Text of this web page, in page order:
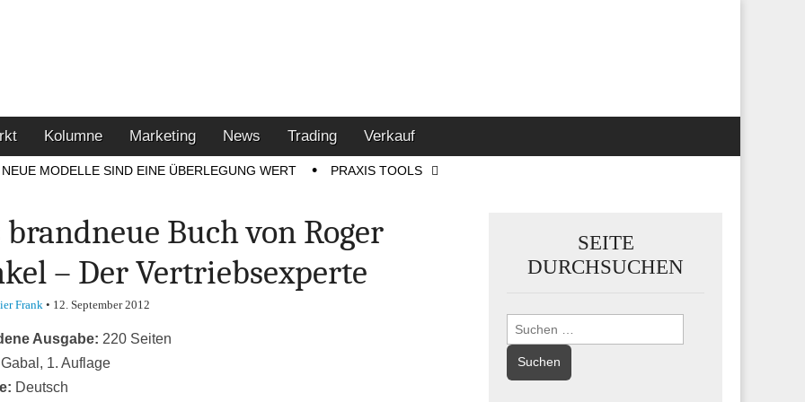
Kolumne Marketing News Trading Verkauf
NEUE MODELLE SIND EINE ÜBERLEGUNG WERT PRAXIS TOOLS
brandneue Buch von Roger
– Der Vertriebsexperte
Frank• 12. September 2012
Ausgabe: 220 Seiten
Gabal, 1. Auflage
Deutsch
SEITE
DURCHSUCHEN
Suchen
nach: